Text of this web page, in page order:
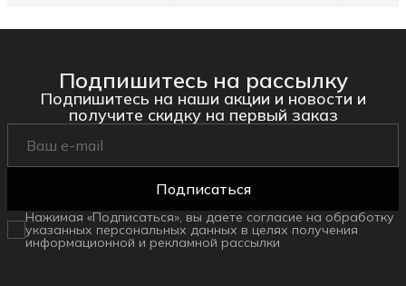
Подпишитесь на рассылку
Подпишитесь на наши акции и новости и
получите скидку на первый заказ
Подписаться
Нажимая «Подписаться», вы даете согласие на обработку
указанных персональных данных в целях получения
информационной и рекламной рассылки